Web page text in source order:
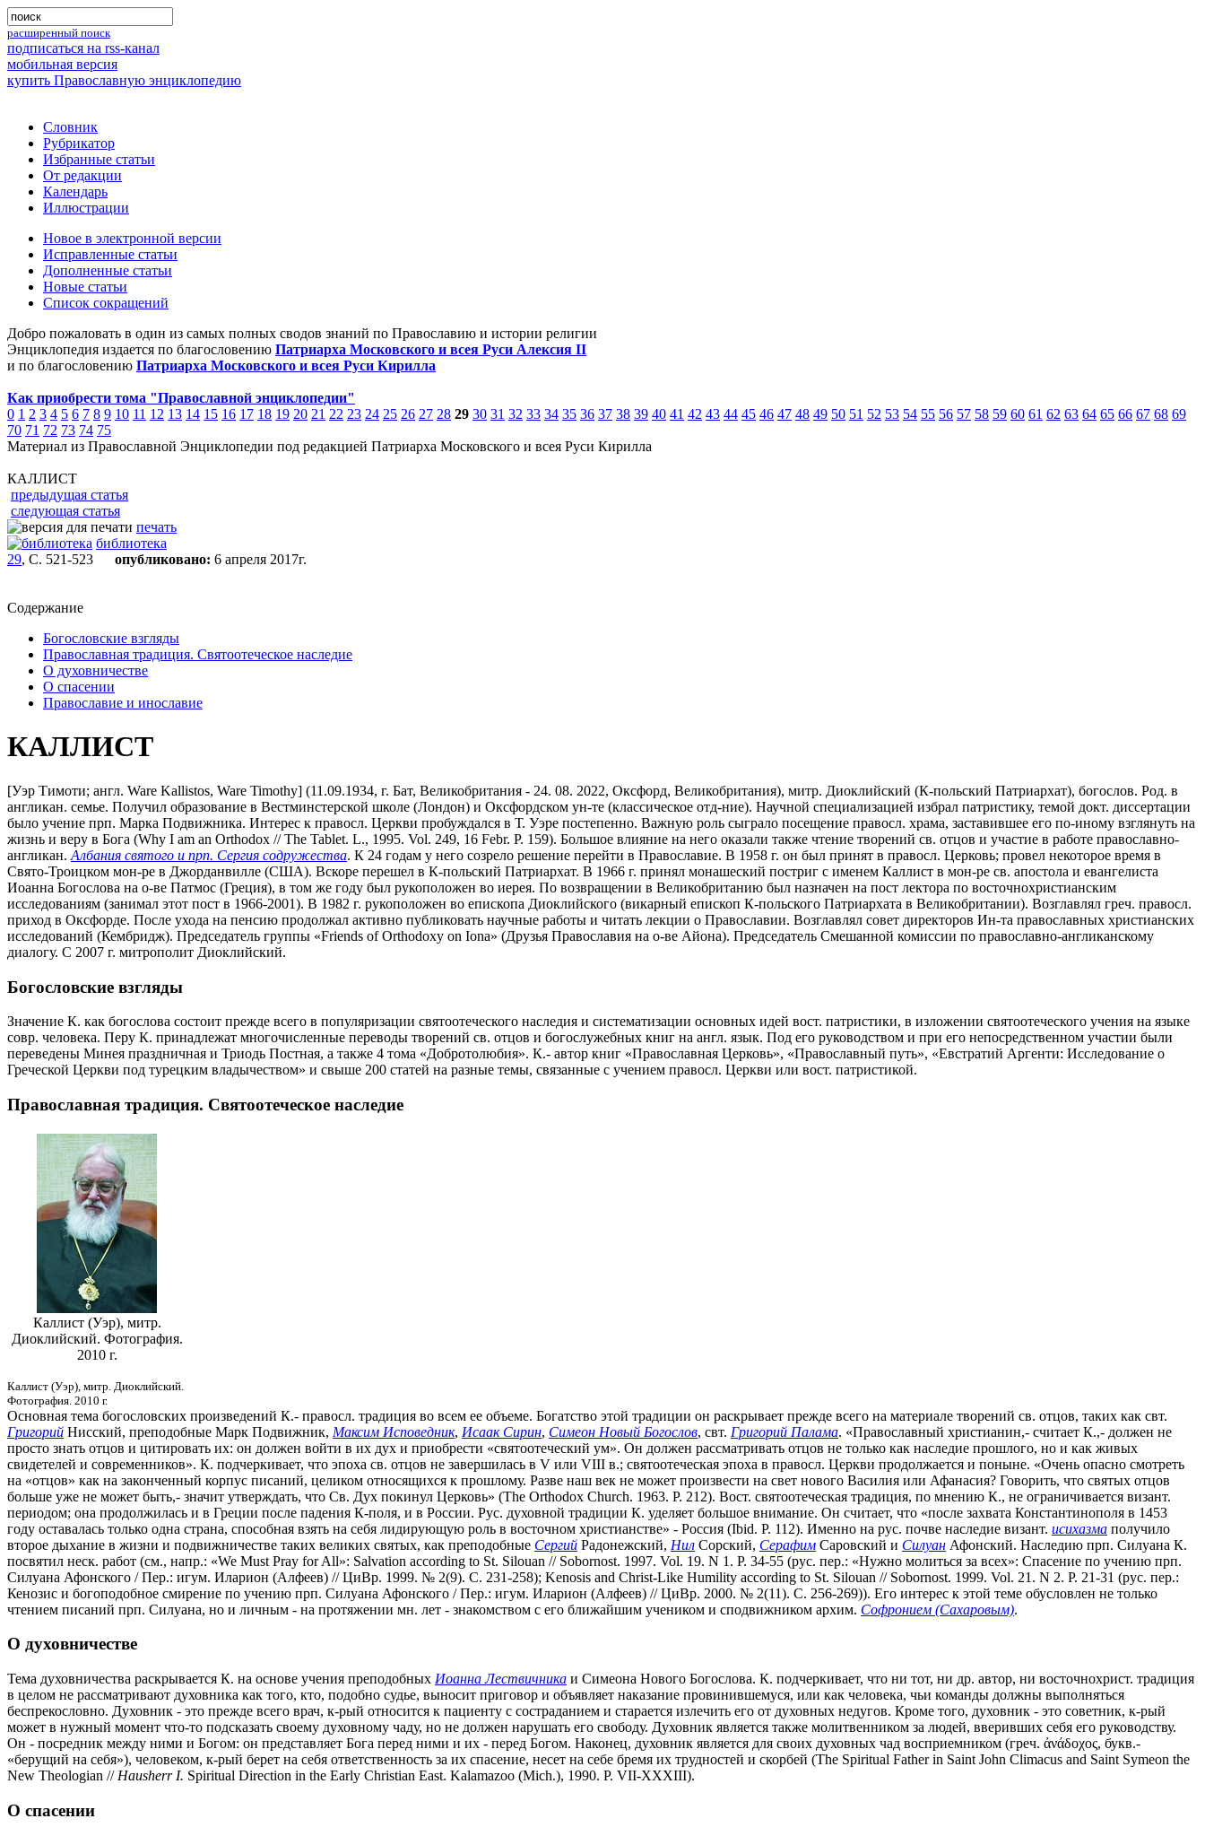
расширенный поиск
подписаться на rss-канал
мобильная версия
купить Православную энциклопедию
Словник
Рубрикатор
Избранные статьи
От редакции
Календарь
Иллюстрации
Новое в электронной версии
Исправленные статьи
Дополненные статьи
Новые статьи
Список сокращений
Добро пожаловать в один из самых полных сводов знаний по Православию и истории религии
Энциклопедия издается по благословению Патриарха Московского и всея Руси Алексия II
и по благословению Патриарха Московского и всея Руси Кирилла
Как приобрести тома "Православной энциклопедии"
0 1 2 3 4 5 6 7 8 9 10 11 12 13 14 15 16 17 18 19 20 21 22 23 24 25 26 27 28 29 30 31 32 33 34 35 36 37 38 39 40 41 42 43 44 45 46 47 48 49 50 51 52 53 54 55 56 57 58 59 60 61 62 63 64 65 66 67 68 69
70 71 72 73 74 75
Материал из Православной Энциклопедии под редакцией Патриарха Московского и всея Руси Кирилла
КАЛЛИСТ
предыдущая статья
следующая статья
печать
библиотека
29, С. 521-523 опубликовано: 6 апреля 2017г.
Содержание
Богословские взгляды
Православная традиция. Святоотеческое наследие
О духовничестве
О спасении
Православие и инославие
КАЛЛИСТ
[Уэр Тимоти; англ. Ware Kallistos, Ware Timothy] (11.09.1934, г. Бат, Великобритания - 24. 08. 2022, Оксфорд, Великобритания), митр. Диоклийский (К-польский Патриархат), богослов. Род. в
англикан. семье. Получил образование в Вестминстерской школе (Лондон) и Оксфордском ун-те (классическое отд-ние). Научной специализацией избрал патристику, темой докт. диссертации
было учение прп. Марка Подвижника. Интерес к правосл. Церкви пробуждался в Т. Уэре постепенно. Важную роль сыграло посещение правосл. храма, заставившее его по-иному взглянуть на
жизнь и веру в Бога (Why I am an Orthodox // The Tablet. L., 1995. Vol. 249, 16 Febr. P. 159). Большое влияние на него оказали также чтение творений св. отцов и участие в работе православно-
англикан. Албания святого и прп. Сергия содружества. К 24 годам у него созрело решение перейти в Православие. В 1958 г. он был принят в правосл. Церковь; провел некоторое время в
Свято-Троицком мон-ре в Джорданвилле (США). Вскоре перешел в К-польский Патриархат. В 1966 г. принял монашеский постриг с именем Каллист в мон-ре св. апостола и евангелиста
Иоанна Богослова на о-ве Патмос (Греция), в том же году был рукоположен во иерея. По возвращении в Великобританию был назначен на пост лектора по восточнохристианским
исследованиям (занимал этот пост в 1966-2001). В 1982 г. рукоположен во епископа Диоклийского (викарный епископ К-польского Патриархата в Великобритании). Возглавлял греч. правосл.
приход в Оксфорде. После ухода на пенсию продолжал активно публиковать научные работы и читать лекции о Православии. Возглавлял совет директоров Ин-та православных христианских
исследований (Кембридж). Председатель группы «Friends of Orthodoxy on Iona» (Друзья Православия на о-ве Айона). Председатель Смешанной комиссии по православно-англиканскому
диалогу. С 2007 г. митрополит Диоклийский.
Богословские взгляды
Значение К. как богослова состоит прежде всего в популяризации святоотеческого наследия и систематизации основных идей вост. патристики, в изложении святоотеческого учения на языке
совр. человека. Перу К. принадлежат многочисленные переводы творений св. отцов и богослужебных книг на англ. язык. Под его руководством и при его непосредственном участии были
переведены Минея праздничная и Триодь Постная, а также 4 тома «Добротолюбия». К.- автор книг «Православная Церковь», «Православный путь», «Евстратий Аргенти: Исследование о
Греческой Церкви под турецким владычеством» и свыше 200 статей на разные темы, связанные с учением правосл. Церкви или вост. патристикой.
Православная традиция. Святоотеческое наследие
Каллист (Уэр), митр.
Диоклийский. Фотография.
2010 г.
Каллист (Уэр), митр. Диоклийский.
Фотография. 2010 г.
Основная тема богословских произведений К.- правосл. традиция во всем ее объеме. Богатство этой традиции он раскрывает прежде всего на материале творений св. отцов, таких как свт.
Григорий Нисский, преподобные Марк Подвижник, Максим Исповедник, Исаак Сирин, Симеон Новый Богослов, свт. Григорий Палама. «Православный христианин,- считает К.,- должен не
просто знать отцов и цитировать их: он должен войти в их дух и приобрести «святоотеческий ум». Он должен рассматривать отцов не только как наследие прошлого, но и как живых
свидетелей и современников». К. подчеркивает, что эпоха св. отцов не завершилась в V или VIII в.; святоотеческая эпоха в правосл. Церкви продолжается и поныне. «Очень опасно смотреть
на «отцов» как на законченный корпус писаний, целиком относящихся к прошлому. Разве наш век не может произвести на свет нового Василия или Афанасия? Говорить, что святых отцов
больше уже не может быть,- значит утверждать, что Св. Дух покинул Церковь» (The Orthodox Church. 1963. P. 212). Вост. святоотеческая традиция, по мнению К., не ограничивается визант.
периодом; она продолжилась и в Греции после падения К-поля, и в России. Рус. духовной традиции К. уделяет большое внимание. Он считает, что «после захвата Константинополя в 1453
году оставалась только одна страна, способная взять на себя лидирующую роль в восточном христианстве» - Россия (Ibid. P. 112). Именно на рус. почве наследие визант. исихазма получило
второе дыхание в жизни и подвижничестве таких великих святых, как преподобные Сергий Радонежский, Нил Сорский, Серафим Саровский и Силуан Афонский. Наследию прп. Силуана К.
посвятил неск. работ (см., напр.: «We Must Pray for All»: Salvation according to St. Silouan // Sobornost. 1997. Vol. 19. N 1. P. 34-55 (рус. пер.: «Нужно молиться за всех»: Спасение по учению прп.
Силуана Афонского / Пер.: игум. Иларион (Алфеев) // ЦиВр. 1999. № 2(9). С. 231-258); Kenosis and Christ-Like Humility according to St. Silouan // Sobornost. 1999. Vol. 21. N 2. P. 21-31 (рус. пер.:
Кенозис и богоподобное смирение по учению прп. Силуана Афонского / Пер.: игум. Иларион (Алфеев) // ЦиВр. 2000. № 2(11). С. 256-269)). Его интерес к этой теме обусловлен не только
чтением писаний прп. Силуана, но и личным - на протяжении мн. лет - знакомством с его ближайшим учеником и сподвижником архим. Софронием (Сахаровым).
О духовничестве
Тема духовничества раскрывается К. на основе учения преподобных Иоанна Лествичника и Симеона Нового Богослова. К. подчеркивает, что ни тот, ни др. автор, ни восточнохрист. традиция
в целом не рассматривают духовника как того, кто, подобно судье, выносит приговор и объявляет наказание провинившемуся, или как человека, чьи команды должны выполняться
беспрекословно. Духовник - это прежде всего врач, к-рый относится к пациенту с состраданием и старается излечить его от духовных недугов. Кроме того, духовник - это советник, к-рый
может в нужный момент что-то подсказать своему духовному чаду, но не должен нарушать его свободу. Духовник является также молитвенником за людей, вверивших себя его руководству.
Он - посредник между ними и Богом: он представляет Бога перед ними и их - перед Богом. Наконец, духовник является для своих духовных чад восприемником (греч. ἀνάδοχος, букв.-
«берущий на себя»), человеком, к-рый берет на себя ответственность за их спасение, несет на себе бремя их трудностей и скорбей (The Spiritual Father in Saint John Climacus and Saint Symeon the
New Theologian // Hausherr I. Spiritual Direction in the Early Christian East. Kalamazoo (Mich.), 1990. P. VII-XXXIII).
О спасении